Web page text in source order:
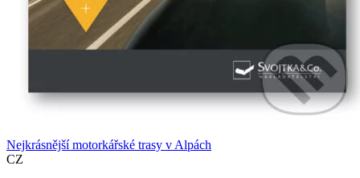
Nejkrásnější motorkářské trasy v Alpách
CZ